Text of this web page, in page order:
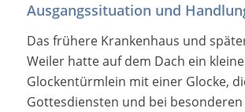
Ausgangssituation und
Das frühere Krankenhaus und
Weiler hatte auf dem Dach ein
Glockentürmlein mit einer Glocke,
Gottesdiensten und bei besonderen